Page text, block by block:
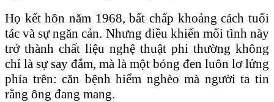
Họ kết hôn năm 1968, bất chấp khoảng cách tuổi
tác và sự ngăn cản. Nhưng điều khiến mối tình này
trở thành chất liệu nghệ thuật phi thường không
chỉ là sự say đắm, mà là một bóng đen luôn lơ lửng
phía trên: căn bệnh hiểm nghèo mà người ta tin
rằng ông đang mang.